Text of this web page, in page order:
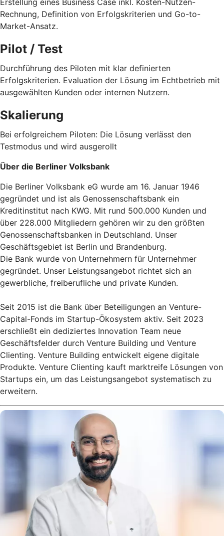
Rechnung, Definition von Erfolgskriterien und Go-to-
Market-Ansatz.
Pilot / Test
Durchführung des Piloten mit klar definierten
Erfolgskriterien. Evaluation der Lösung im Echtbetrieb mit
ausgewählten Kunden oder internen Nutzern.
Skalierung
Bei erfolgreichem Piloten: Die Lösung verlässt den
Testmodus und wird ausgerollt
Über die Berliner Volksbank
Die Berliner Volksbank eG wurde am 16. Januar 1946
gegründet und ist als Genossenschaftsbank ein
Kreditinstitut nach KWG. Mit rund 500.000 Kunden und
über 228.000 Mitgliedern gehören wir zu den größten
Genossenschaftsbanken in Deutschland. Unser
Geschäftsgebiet ist Berlin und Brandenburg.
Die Bank wurde von Unternehmern für Unternehmer
gegründet. Unser Leistungsangebot richtet sich an
gewerbliche, freiberufliche und private Kunden.
Seit 2015 ist die Bank über Beteiligungen an Venture-
Capital-Fonds im Startup-Ökosystem aktiv. Seit 2023
erschließt ein dediziertes Innovation Team neue
Geschäftsfelder durch Venture Building und Venture
Clienting. Venture Building entwickelt eigene digitale
Produkte. Venture Clienting kauft marktreife Lösungen von
Startups ein, um das Leistungsangebot systematisch zu
erweitern.